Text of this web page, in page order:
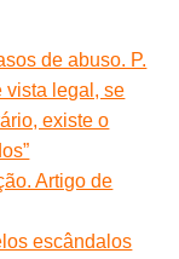
de abuso. P.
vista legal, se
existe o
Artigo de
escândalos